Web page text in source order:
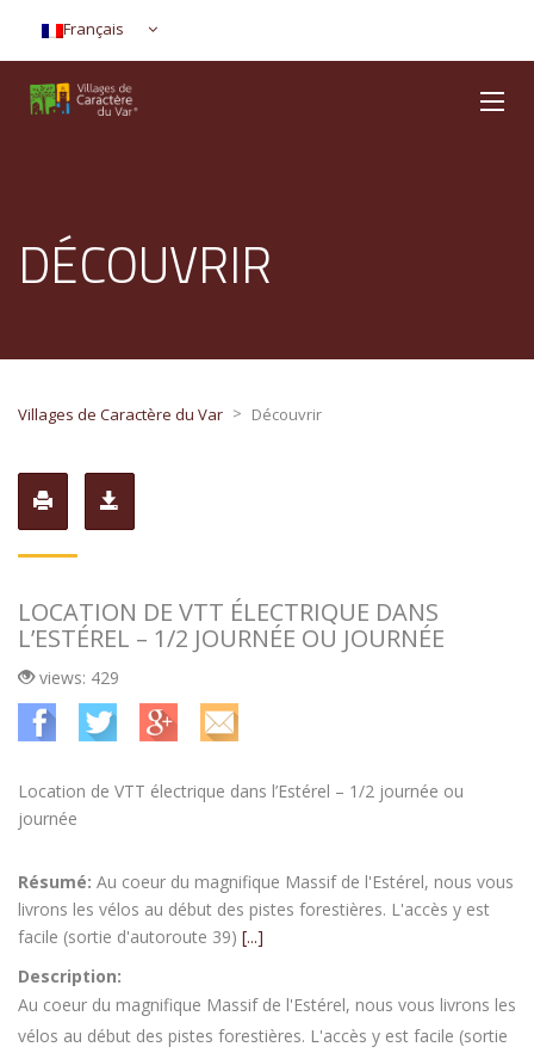
Français
DÉCOUVRIR
Villages de Caractère du Var > Découvrir
LOCATION DE VTT ÉLECTRIQUE DANS
L’ESTÉREL – 1/2 JOURNÉE OU JOURNÉE
views: 429
Location de VTT électrique dans l’Estérel – 1/2 journée ou
journée
Résumé: Au coeur du magnifique Massif de l'Estérel, nous vous
livrons les vélos au début des pistes forestières. L'accès y est
facile (sortie d'autoroute 39) [...]
Description:
Au coeur du magnifique Massif de l'Estérel, nous vous livrons les
vélos au début des pistes forestières. L'accès y est facile (sortie